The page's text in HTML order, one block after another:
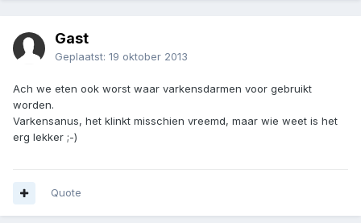
Gast
Geplaatst: 19 oktober 2013
Ach we eten ook worst waar varkensdarmen voor gebruikt
worden.
Varkensanus, het klinkt misschien vreemd, maar wie weet is het
erg lekker ;-)
Quote